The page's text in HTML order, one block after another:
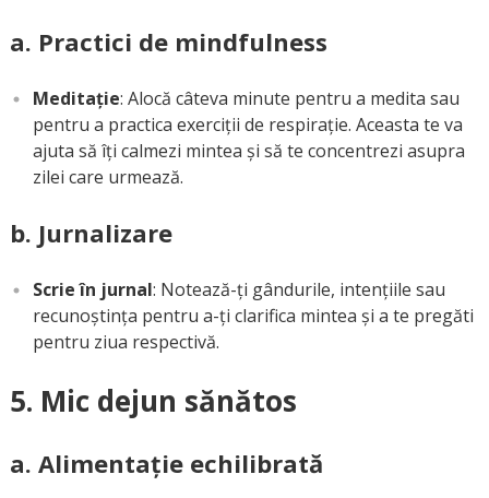
a. Practici de mindfulness
Meditație: Alocă câteva minute pentru a medita sau
pentru a practica exerciții de respirație. Aceasta te va
ajuta să îți calmezi mintea și să te concentrezi asupra
zilei care urmează.
b. Jurnalizare
Scrie în jurnal: Notează-ți gândurile, intențiile sau
recunoștința pentru a-ți clarifica mintea și a te pregăti
pentru ziua respectivă.
5. Mic dejun sănătos
a. Alimentație echilibrată